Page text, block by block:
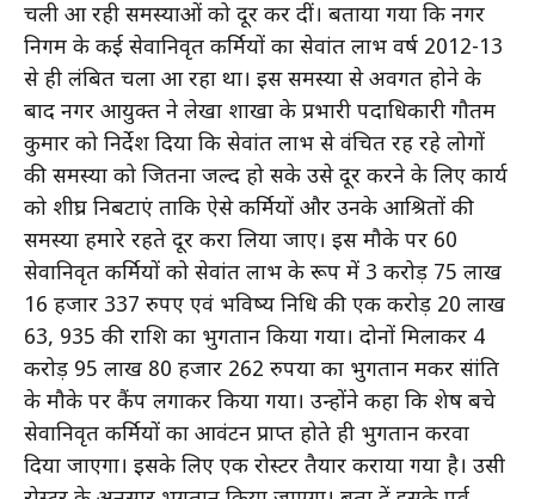
चली आ रही समस्याओं को दूर कर दीं। बताया गया कि नगर
निगम के कई सेवानिवृत कर्मियों का सेवांत लाभ वर्ष 2012-13
से ही लंबित चला आ रहा था। इस समस्या से अवगत होने के
बाद नगर आयुक्त ने लेखा शाखा के प्रभारी पदाधिकारी गौतम
कुमार को निर्देश दिया कि सेवांत लाभ से वंचित रह रहे लोगों
की समस्या को जितना जल्द हो सके उसे दूर करने के लिए कार्य
को शीघ्र निबटाएं ताकि ऐसे कर्मियों और उनके आश्रितों की
समस्या हमारे रहते दूर करा लिया जाए। इस मौके पर 60
सेवानिवृत कर्मियों को सेवांत लाभ के रूप में 3 करोड़ 75 लाख
16 हजार 337 रुपए एवं भविष्य निधि की एक करोड़ 20 लाख
63, 935 की राशि का भुगतान किया गया। दोनों मिलाकर 4
करोड़ 95 लाख 80 हजार 262 रुपया का भुगतान मकर संक्रांति
के मौके पर कैंप लगाकर किया गया। उन्होंने कहा कि शेष बचे
सेवानिवृत कर्मियों का आवंटन प्राप्त होते ही भुगतान करवा
दिया जाएगा। इसके लिए एक रोस्टर तैयार कराया गया है। उसी